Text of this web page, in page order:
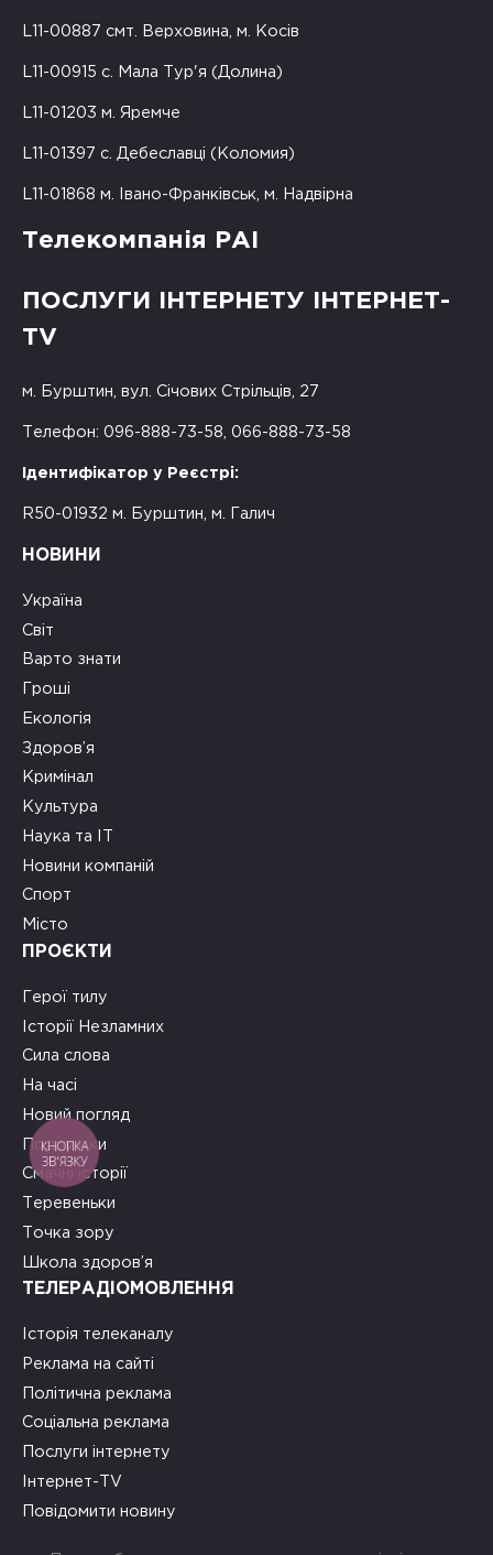
L11-00887 смт. Верховина, м. Косів
L11-00915 с. Мала Тур'я (Долина)
L11-01203 м. Яремче
L11-01397 с. Дебеславці (Коломия)
L11-01868 м. Івано-Франківськ, м. Надвірна
Телекомпанія РАІ
ПОСЛУГИ ІНТЕРНЕТУ ІНТЕРНЕТ-
TV
м. Бурштин, вул. Січових Стрільців, 27
Телефон: 096-888-73-58, 066-888-73-58
Ідентифікатор у Реєстрі:
R50-01932 м. Бурштин, м. Галич
НОВИНИ
Україна
Світ
Варто знати
Гроші
Екологія
Здоров’я
Кримінал
Культура
Наука та ІТ
Новини компаній
Спорт
Місто
ПРОЄКТИ
Герої тилу
Історії Незламних
Сила слова
На часі
Новий погляд
Подружки
Смачні історії
Теревеньки
Точка зору
Школа здоров’я
ТЕЛЕРАДІОМОВЛЕННЯ
Історія телеканалу
Реклама на сайті
Політична реклама
Соціальна реклама
Послуги інтернету
Інтернет-TV
Повідомити новину
КНОПКА
ЗВ'ЯЗКУ